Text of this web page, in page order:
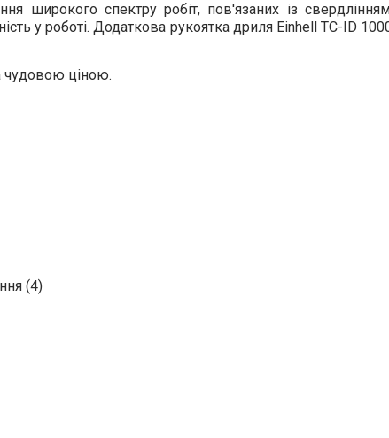
спектру робіт, пов'язаних із свердлінням
у роботі. Додаткова рукоятка дриля Einhell TC-ID
чудовою ціною.
(4)